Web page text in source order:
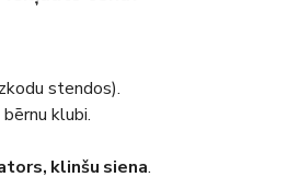
stendos).
klubi.
klinšu siena.